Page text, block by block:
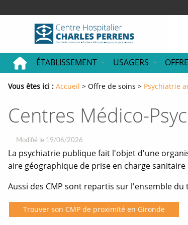
au
au
au
page
ÉTABLISSEMENT USAGERS
Vous êtes ici : Fil
Accueil Offre de soins Psychiatrie
Centres Médico-
Modifié le 19/06/2026
La psychiatrie publique fait l'objet d'une
aire géographique de prise en charge
Aussi des CMP sont repartis sur l'ensemble
Trouver son CMP de proximité en Gironde
Ouverture
nouvelle